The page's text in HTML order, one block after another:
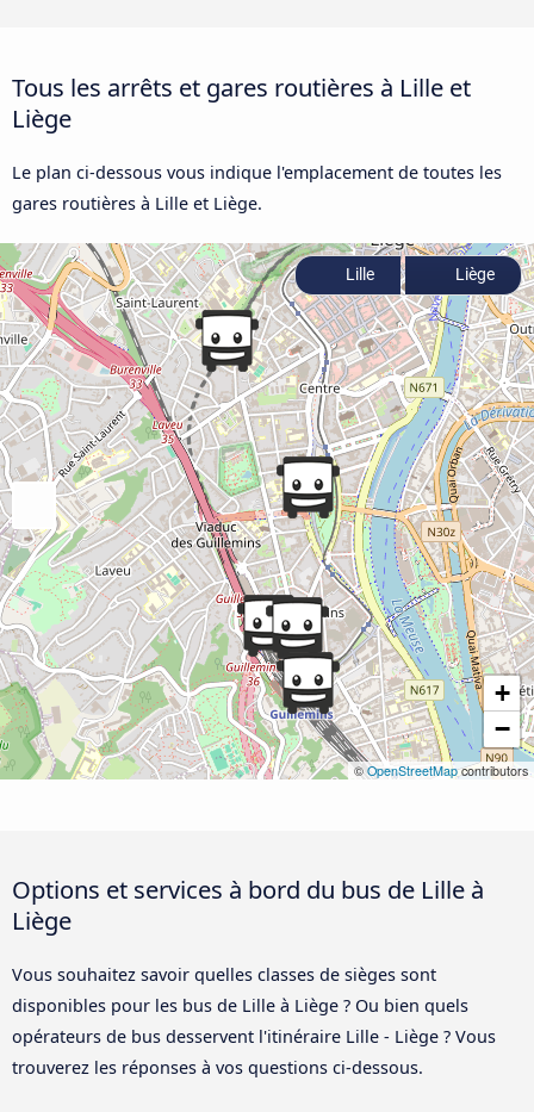
Tous les arrêts et gares routières à Lille et
Liège
Le plan ci-dessous vous indique l'emplacement de toutes les
gares routières à Lille et Liège.
+
−
© OpenStreetMapcontributors
Lille Liège
Options et services à bord du bus de Lille à
Liège
Vous souhaitez savoir quelles classes de sièges sont
disponibles pour les bus de Lille à Liège ? Ou bien quels
opérateurs de bus desservent l'itinéraire Lille - Liège ? Vous
trouverez les réponses à vos questions ci-dessous.